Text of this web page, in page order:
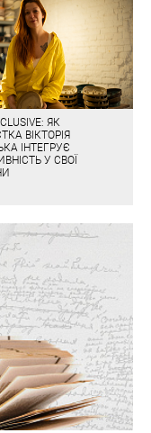
ЯК
ВІКТОРІЯ
ІНТЕГРУЄ
У СВОЇ